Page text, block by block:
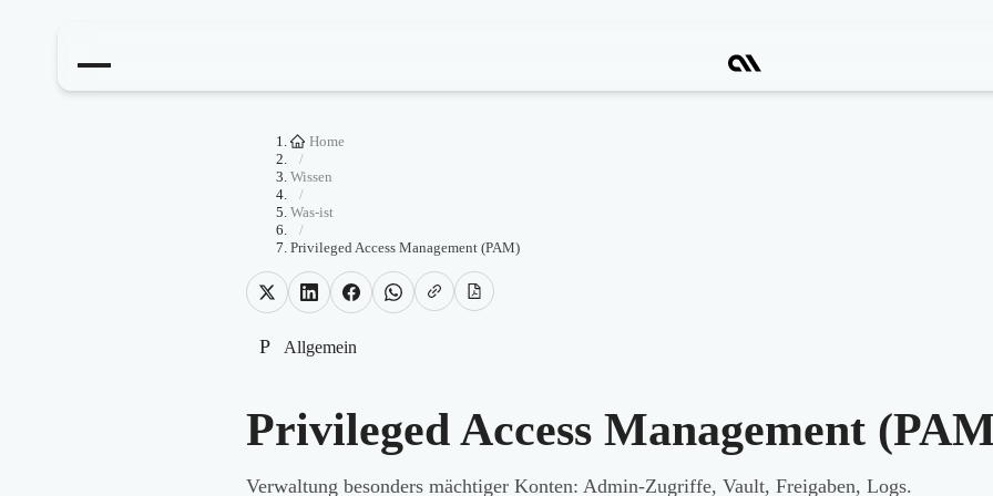
Home
/
Wissen
/
Was-ist
/
Privileged Access Management (PAM)
P Allgemein
Privileged Access Management
Verwaltung besonders mächtiger Konten: Admin-Zugriffe, Vault, Freigaben, Logs.